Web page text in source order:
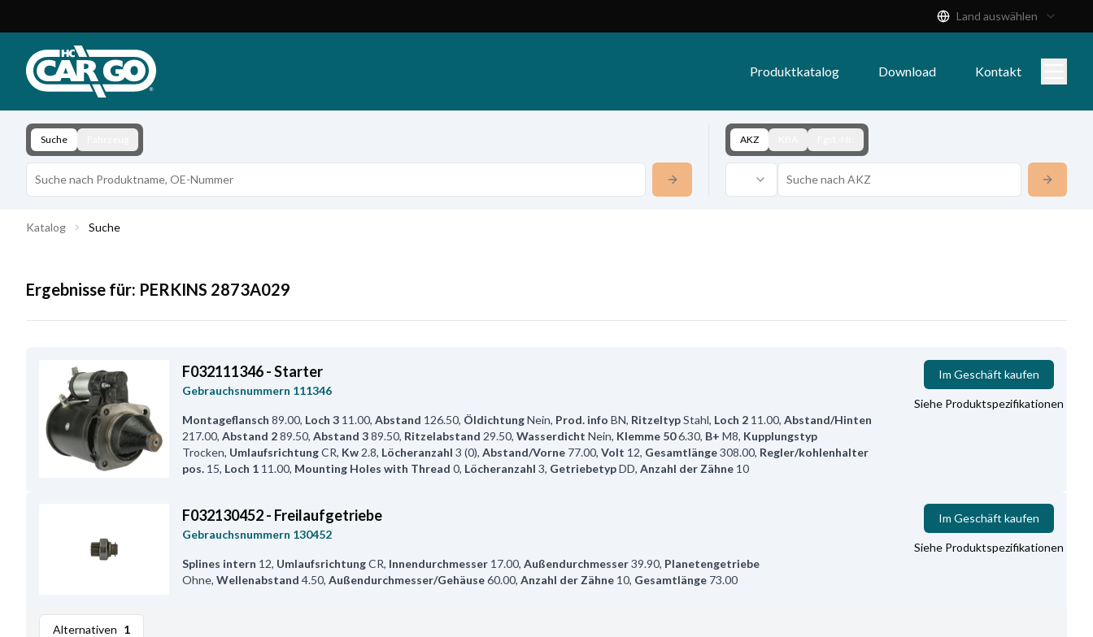
Download
Kontakt
Land auswählen
Produktkatalog Download Kontakt
Suche AKZ
Katalog Suche
Ergebnisse für: PERKINS 2873A029
F032111346 - Starter
Gebrauchsnummern 111346
Montageflansch 89.00, Loch 3 11.00, Abstand 126.50, ÖldichtungNein, Prod. info BN, RitzeltypStahl, Loch 2 11.00, Abstand/Hinten
217.00, Abstand 289.50, Abstand 389.50, Ritzelabstand 29.50, Wasserdicht Nein, Klemme 506.30, B+ M8, Kupplungstyp
Trocken, UmlaufsrichtungCR, Kw 2.8, Löcheranzahl 3 (0), Abstand/Vorne 77.00, Volt 12, Gesamtlänge308.00, Regler/kohlenhalter
pos. 15, Loch 1 11.00, Mounting Holes with Thread 0, Löcheranzahl 3, GetriebetypDD, Anzahl der Zähne 10
Im Geschäft kaufen
Siehe Produktspezifikationen
F032130452 - Freilaufgetriebe
Gebrauchsnummern 130452
Splines intern 12, UmlaufsrichtungCR, Innendurchmesser 17.00, Außendurchmesser39.90, Planetengetriebe
Ohne, Wellenabstand 4.50, Außendurchmesser/Gehäuse60.00, Anzahl der Zähne 10, Gesamtlänge 73.00
Im Geschäft kaufen
Siehe Produktspezifikationen
Alternativen 1